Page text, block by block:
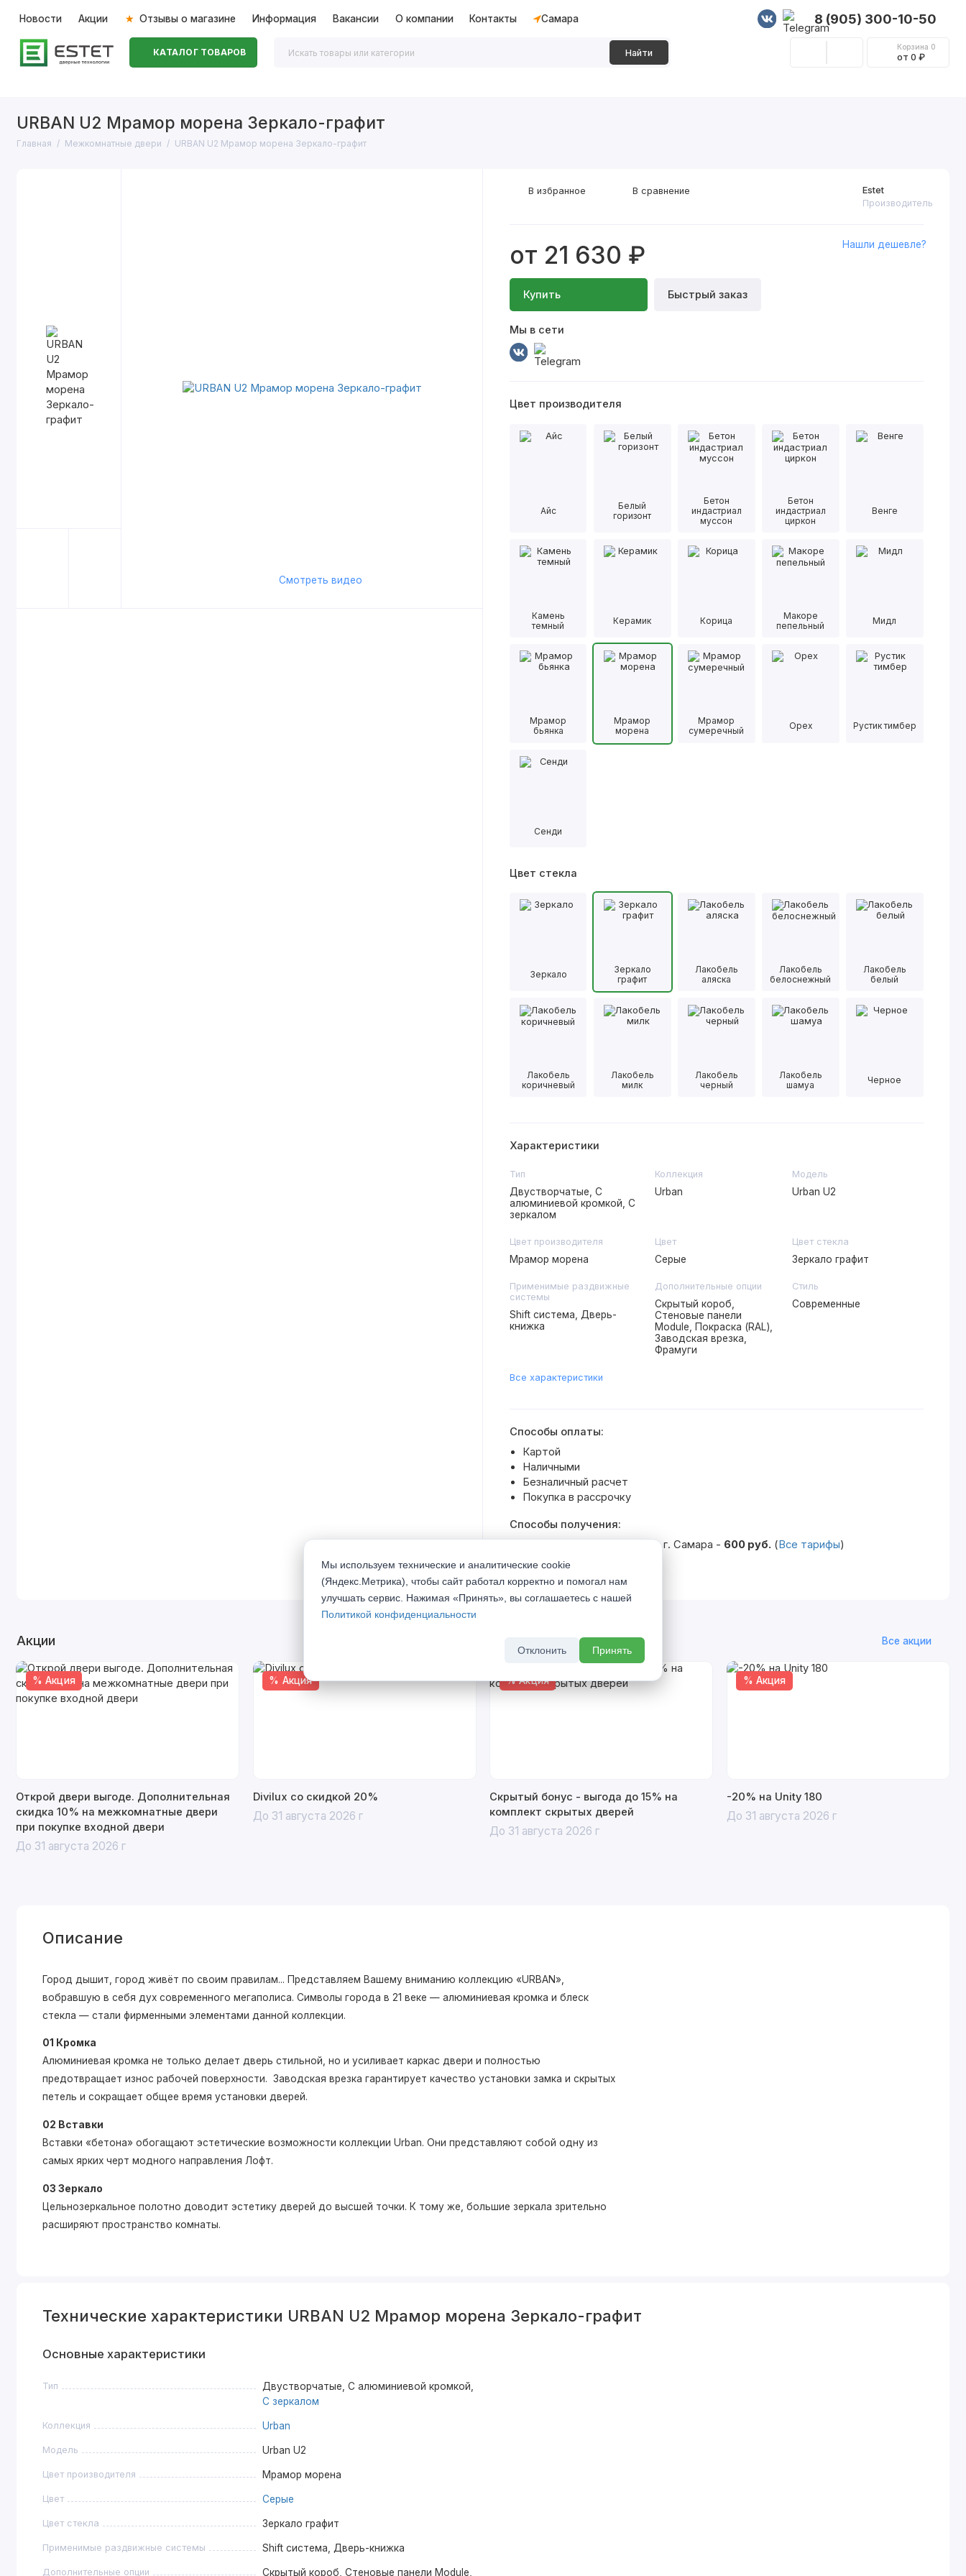
Новости Акции Отзывы о магазине Информация Вакансии О компании Контакты Самара 8 (905) 300-10-50
КАТАЛОГ ТОВАРОВ Найти
Корзина 0
от 0 ₽
URBAN U2 Мрамор морена Зеркало-графит
Главная Межкомнатные двери URBAN U2 Мрамор морена Зеркало-графит
Смотреть видео
Estet
Производитель
от 21 630 ₽
Купить Быстрый заказ
Нашли дешевле?
Мы в сети
В избранное В сравнение
Цвет производителя
Айс
Белый
горизонт
Бетон
индастриал
муссон
Бетон
индастриал
циркон
Венге
Камень
темный
Керамик Корица
Макоре
пепельный
Мидл
Мрамор
бьянка
Мрамор
морена
Мрамор
сумеречный
Орех Рустик тимбер
Сенди
Цвет стекла
Зеркало
Зеркало
графит
Лакобель
аляска
Лакобель
белоснежный
Лакобель
белый
Лакобель
коричневый
Лакобель
милк
Лакобель
черный
Лакобель
шамуа
Черное
Характеристики
Тип
Двустворчатые, С
алюминиевой кромкой, С
зеркалом
Коллекция
Urban
Модель
Urban U2
Цвет производителя
Мрамор морена
Цвет
Серые
Цвет стекла
Зеркало графит
Применимые раздвижные
системы
Shift система, Дверь-
книжка
Дополнительные опции
Скрытый короб,
Стеновые панели
Module, Покраска (RAL),
Заводская врезка,
Фрамуги
Стиль
Современные
Все характеристики
Способы оплаты:
Картой
Наличными
Безналичный расчет
Покупка в рассрочку
Способы получения:
Доставка транспортом по г. Самара - 600 руб. (Все тарифы)
Самовывоз со склада
Акции Все акции
% Акция
Открой двери выгоде. Дополнительная
скидка 10% на межкомнатные двери
при покупке входной двери
До 31 августа 2026 г
% Акция
Divilux со скидкой 20%
До 31 августа 2026 г
% Акция
Скрытый бонус - выгода до 15% на
комплект скрытых дверей
До 31 августа 2026 г
% Акция
-20% на Unity 180
До 31 августа 2026 г
Описание
Город дышит, город живёт по своим правилам... Представляем Вашему вниманию коллекцию «URBAN»,
вобравшую в себя дух современного мегаполиса. Символы города в 21 веке — алюминиевая кромка и блеск
стекла — стали фирменными элементами данной коллекции.
01 Кромка
Алюминиевая кромка не только делает дверь стильной, но и усиливает каркас двери и полностью
предотвращает износ рабочей поверхности. Заводская врезка гарантирует качество установки замка и скрытых
петель и сокращает общее время установки дверей.
02 Вставки
Вставки «бетона» обогащают эстетические возможности коллекции Urban. Они представляют собой одну из
самых ярких черт модного направления Лофт.
03 Зеркало
Цельнозеркальное полотно доводит эстетику дверей до высшей точки. К тому же, большие зеркала зрительно
расширяют пространство комнаты.
Технические характеристики URBAN U2 Мрамор морена Зеркало-графит
Основные характеристики
Тип
Двустворчатые, С алюминиевой кромкой,
С зеркалом
Коллекция Urban
Модель Urban U2
Цвет производителя Мрамор морена
Цвет Серые
Цвет стекла Зеркало графит
Применимые раздвижные системы Shift система, Дверь-книжка
Дополнительные опции Скрытый короб, Стеновые панели Module,
Мы используем технические и аналитические cookie
(Яндекс.Метрика), чтобы сайт работал корректно и помогал нам
улучшать сервис. Нажимая «Принять», вы соглашаетесь с нашей
Политикой конфиденциальности
Отклонить Принять